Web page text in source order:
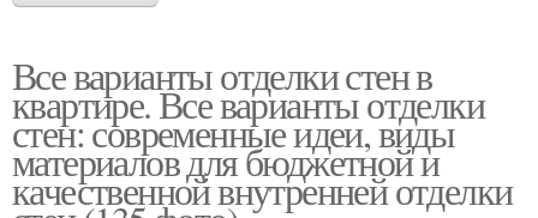
Все варианты отделки стен в
квартире. Все варианты отделки
стен: современные идеи, виды
материалов для бюджетной и
качественной внутренней отделки